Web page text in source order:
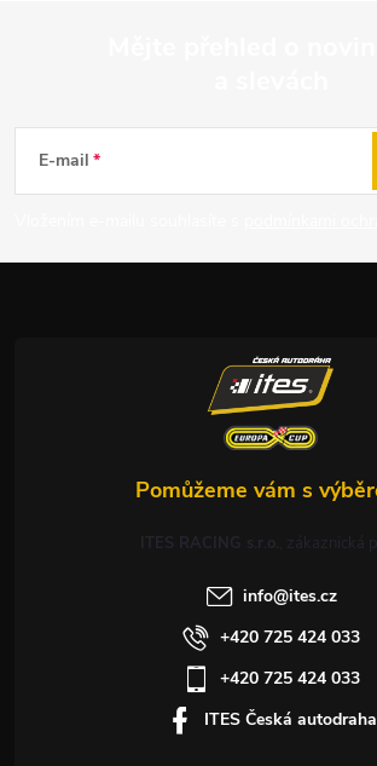
a
E-mail
ITES RACING s.r.o.
info@ites.cz
+420 725 424 033
+420 725 424 033
ITES Česká autodraha